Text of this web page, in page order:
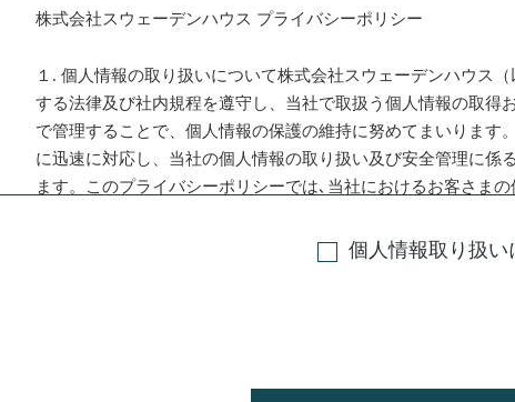
株式会社スウェーデンハウス プライバシーポリシー
１. 個人情報の取り扱いについて株式会社スウェーデンハウス
する法律及び社内規程を遵守し、当社で取扱う個人情報の取得
で管理することで、個人情報の保護の維持に努めてまいります
に迅速に対応し、当社の個人情報の取り扱い及び安全管理に係
ます。このプライバシーポリシーでは､当社におけるお客さま
ご確認くださいますよう、お願い申し上げます。個人情報取り扱い